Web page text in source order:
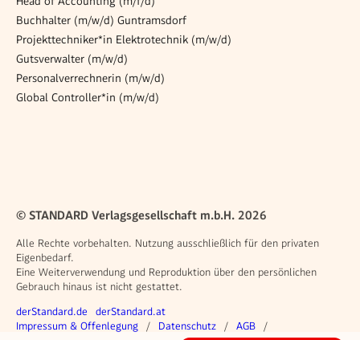
Buchhalter (m/w/d) Guntramsdorf
Projekttechniker*in Elektrotechnik (m/w/d)
Gutsverwalter (m/w/d)
Personalverrechnerin (m/w/d)
Global Controller*in (m/w/d)
© STANDARD Verlagsgesellschaft m.b.H. 2026
Alle Rechte vorbehalten. Nutzung ausschließlich für den privaten
Eigenbedarf.
Eine Weiterverwendung und Reproduktion über den persönlichen
Gebrauch hinaus ist nicht gestattet.
Weitere Angebote
derStandard.de derStandard.at
Rechtliches
Impressum & Offenlegung Datenschutz
AGB